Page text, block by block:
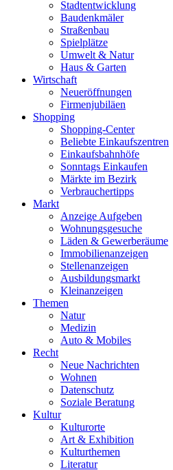
Stadtentwicklung
Baudenkmäler
Straßenbau
Spielplätze
Umwelt & Natur
Haus & Garten
Wirtschaft
Neueröffnungen
Firmenjubiläen
Shopping
Shopping-Center
Beliebte Einkaufszentren
Einkaufsbahnhöfe
Sonntags Einkaufen
Märkte im Bezirk
Verbrauchertipps
Markt
Anzeige Aufgeben
Wohnungsgesuche
Läden & Gewerberäume
Immobilienanzeigen
Stellenanzeigen
Ausbildungsmarkt
Kleinanzeigen
Themen
Natur
Medizin
Auto & Mobiles
Recht
Neue Nachrichten
Wohnen
Datenschutz
Soziale Beratung
Kultur
Kulturorte
Art & Exhibition
Kulturthemen
Literatur